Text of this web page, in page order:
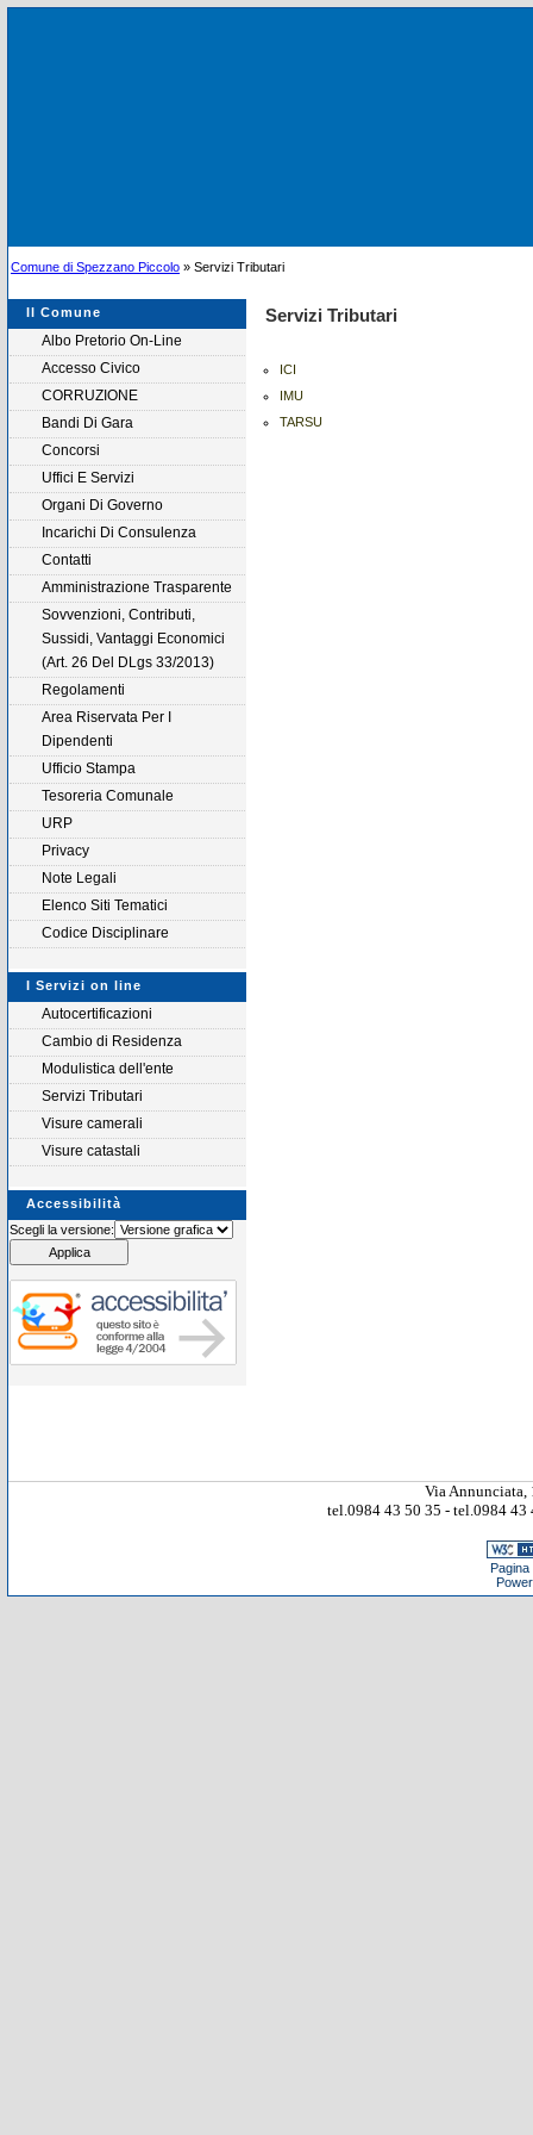
Comune di Spezzano Piccolo » Servizi Tributari
Il Comune
Albo Pretorio On-Line
Accesso Civico
CORRUZIONE
Bandi Di Gara
Concorsi
Uffici E Servizi
Organi Di Governo
Incarichi Di Consulenza
Contatti
Amministrazione Trasparente
Sovvenzioni, Contributi,
Sussidi, Vantaggi Economici
(Art. 26 Del DLgs 33/2013)
Regolamenti
Area Riservata Per I
Dipendenti
Ufficio Stampa
Tesoreria Comunale
URP
Privacy
Note Legali
Elenco Siti Tematici
Codice Disciplinare
I Servizi on line
Autocertificazioni
Cambio di Residenza
Modulistica dell'ente
Servizi Tributari
Visure camerali
Visure catastali
Accessibilità
Scegli la versione:
Servizi Tributari
ICI
IMU
TARSU
Via Annunciata,
tel.0984 43 50 35 - tel.0984
Pagina